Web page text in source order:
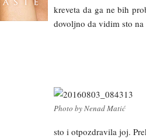
kreveta da ga ne bih
dovoljno da vidim sto
Photo by Nenad Matić
sto i otpozdravila joj.